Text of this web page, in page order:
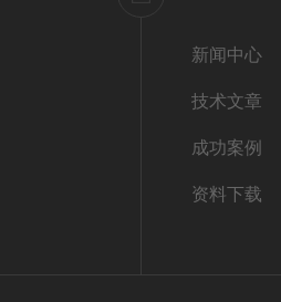
新闻中心
技术文章
成功案例
资料下载